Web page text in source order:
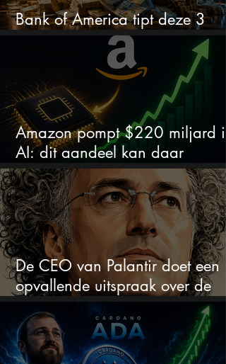
Bank of America tipt deze 3
chipaandelen
Amazon pompt $220 miljard in
AI: dit aandeel kan daar
explosief van profiteren
De CEO van Palantir doet een
opvallende uitspraak over de
beurs